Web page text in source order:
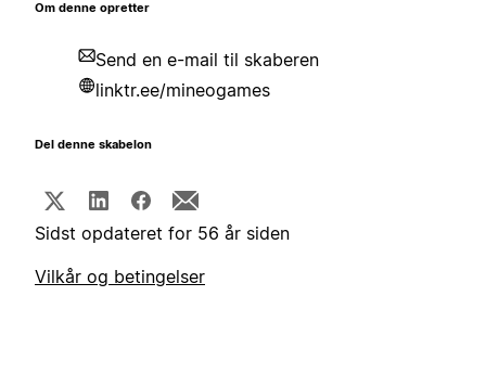
Om denne opretter
Send en e-mail til skaberen
linktr.ee/mineogames
Del denne skabelon
Sidst opdateret for 56 år siden
Vilkår og betingelser